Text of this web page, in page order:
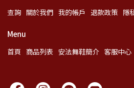
查詢 關於我們 我的帳戶 退款政策 隱
Menu
首頁 商品列表 安法舞鞋簡介 客服中心